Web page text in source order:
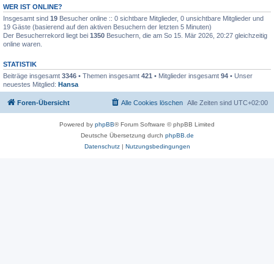
WER IST ONLINE?
Insgesamt sind 19 Besucher online :: 0 sichtbare Mitglieder, 0 unsichtbare Mitglieder und
19 Gäste (basierend auf den aktiven Besuchern der letzten 5 Minuten)
Der Besucherrekord liegt bei 1350 Besuchern, die am So 15. Mär 2026, 20:27 gleichzeitig
online waren.
STATISTIK
Beiträge insgesamt 3346 • Themen insgesamt 421 • Mitglieder insgesamt 94 • Unser
neuestes Mitglied: Hansa
Foren-Übersicht Alle Zeiten sind UTC+02:00
Alle Cookies löschen
Powered by phpBB® Forum Software © phpBB Limited
Deutsche Übersetzung durch phpBB.de
Datenschutz| Nutzungsbedingungen